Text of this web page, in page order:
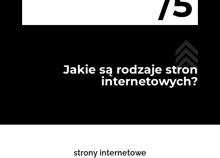
Jakie są rodzaje stron
internetowych?
strony internetowe